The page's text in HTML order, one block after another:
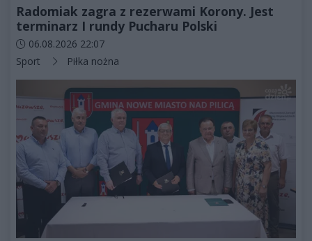
Radomiak zagra z rezerwami Korony. Jest
terminarz I rundy Pucharu Polski
Data dodania artykułu:
06.08.2026 22:07
Kategorie artykułu:
Sport Piłka nożna